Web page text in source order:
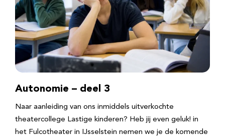
Autonomie – deel 3
Naar aanleiding van ons inmiddels uitverkochte
theatercollege Lastige kinderen? Heb jij even geluk! in
het Fulcotheater in IJsselstein nemen we je de komende